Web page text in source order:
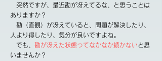
​ 突然ですが、最近勘が冴えてるな、と思うことは
ありますか？
勘（直観）が冴えていると、問題が解決したり、
人より得したり、気分が良いですよね。
​ でも、 勘が冴えた状態ってなかなか続かないと思
いませんか？